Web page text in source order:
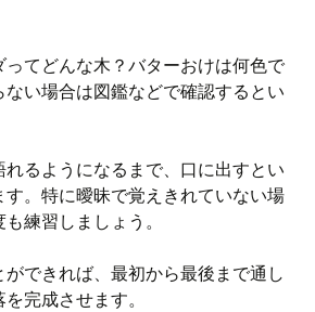
ってどんな木？バターおけは何色で
ない場合は図鑑などで確認するとい
るようになるまで、口に出すとい
す。特に曖昧で覚えきれていない場
練習しましょう。
できれば、最初から最後まで通し
完成させます。